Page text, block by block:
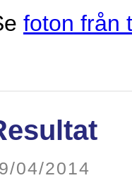
foton från
04/2014